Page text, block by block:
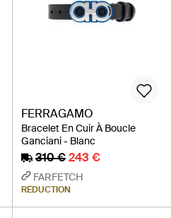
FERRAGAMO
Bracelet En Cuir À Boucle
Ganciani - Blanc
310 €243 €
FARFETCH
RÉDUCTION